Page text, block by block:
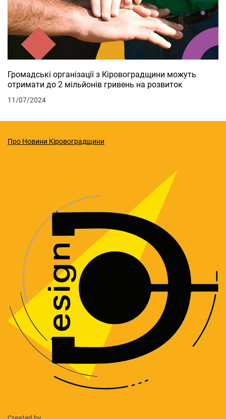
Громадські організації з Кіровоградщини можуть
отримати до 2 мільйонів гривень на розвиток
11/07/2024
Про Новини Кіровоградщини